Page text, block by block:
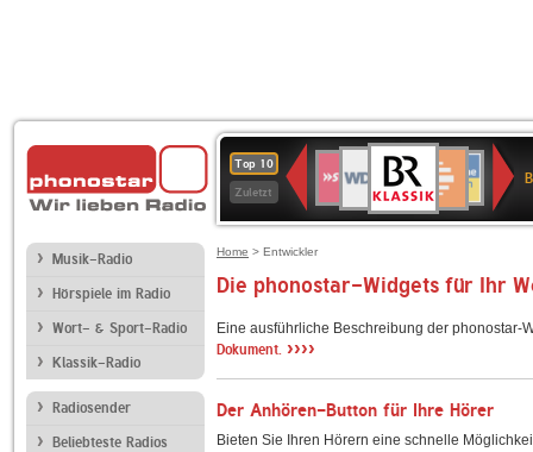
Top 10
Zuletzt
Deutschlandfunk
80er
90er
OLDIE
ANTENNE
4
BR-
KLASSIK
Deutschlandfunk
Kultur
ANTENNE
BAYERN
SWR
Kultur
NDR
2
Musik-Radio
Hörspiele im Radio
Wort- & Sport-Radio
Klassik-Radio
Radiosender
Beliebteste Radios
Home > Entwickler
Die phonostar-Widgets für Ihr
Eine ausführliche Beschreibung der
Dokument. ››››
Der Anhören-Button für Ihre Hörer
Bieten Sie Ihren Hörern eine schnelle